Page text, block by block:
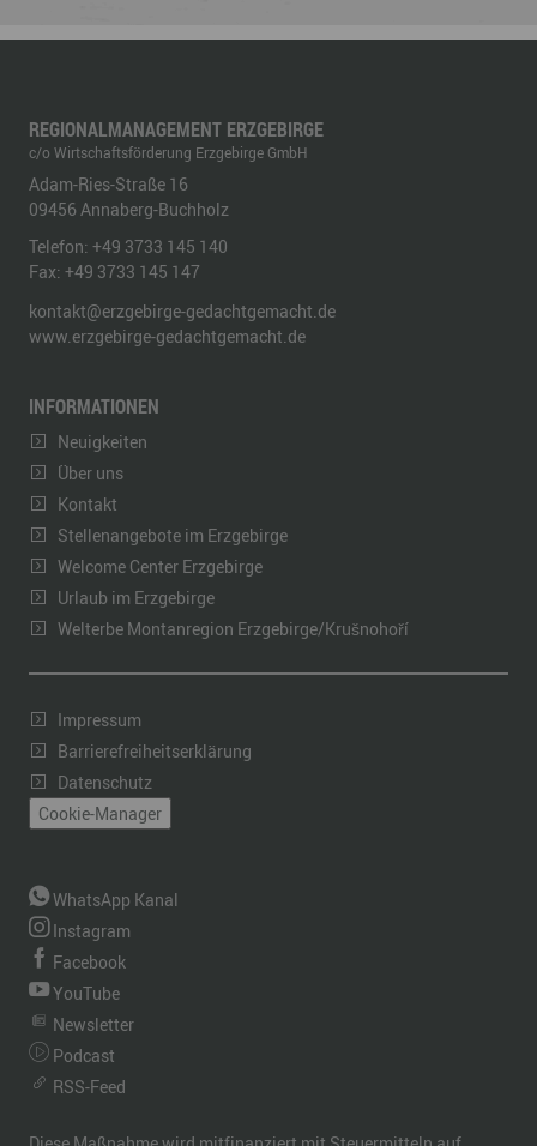
REGIONALMANAGEMENT ERZGEBIRGE
c/o Wirtschaftsförderung Erzgebirge GmbH
Adam-Ries-Straße 16
09456 Annaberg-Buchholz
Telefon: +49 3733 145 140
Fax: +49 3733 145 147
kontakt@erzgebirge-gedachtgemacht.de
www.erzgebirge-gedachtgemacht.de
INFORMATIONEN
Neuigkeiten
Über uns
Kontakt
Stellenangebote im Erzgebirge
Welcome Center Erzgebirge
Urlaub im Erzgebirge
Welterbe Montanregion Erzgebirge/Krušnohoří
Impressum
Barrierefreiheitserklärung
Datenschutz
Cookie-Manager
WhatsApp Kanal
Instagram
Facebook
YouTube
Newsletter
Podcast
RSS-Feed